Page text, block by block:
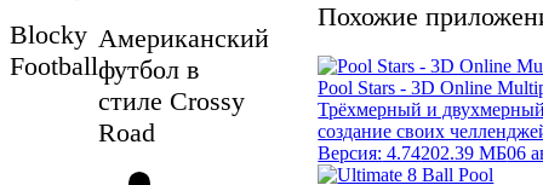
Blocky
Football
Американский
футбол в
стиле Crossy
Road
Похожие
Pool Stars - 3D Online
Трёхмерный и
создание своих
Версия: 4.74202.39 МБ06